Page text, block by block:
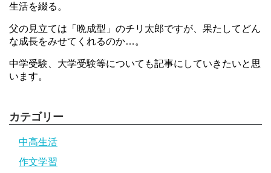
生活を綴る。
父の見立ては「晩成型」のチリ太郎ですが、果たしてどん
な成長をみせてくれるのか…。
中学受験、大学受験等についても記事にしていきたいと思
います。
カテゴリー
中高生活
作文学習